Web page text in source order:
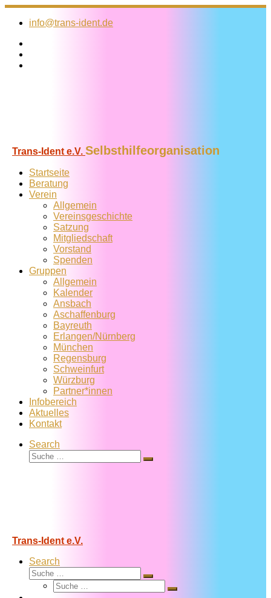
Zum
Inhalt
info@trans-ident.de
Trans-Ident e.V. Selbsthilfeorganisation
Startseite
Beratung
Verein
Allgemein
Vereins­geschichte
Satzung
Mitglied­schaft
Vorstand
Spenden
Gruppen
Allgemein
Kalender
Ansbach
Aschaffenburg
Bayreuth
Erlangen/Nürnberg
München
Regensburg
Schweinfurt
Würzburg
Partner*innen
Infobereich
Aktuelles
Kontakt
Search
Suche
Suche
Trans-Ident e.V.
Search
Suche
Suche
Suche
Suche